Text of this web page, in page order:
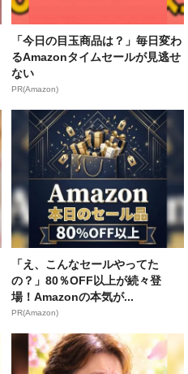
「今日の目玉商品は？」毎日変わ
るAmazonタイムセールが見逃せ
ない
PR(Amazon)
「え、こんなセールやってた
の？」80％OFF以上が続々登
場！Amazonの本気が...
PR(Amazon)